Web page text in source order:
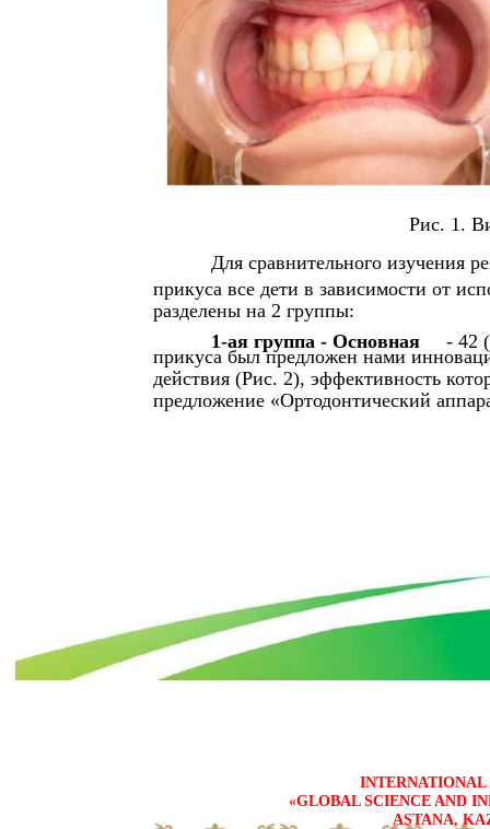
Рис. 1.
Для сравнительного изучения
прикуса все дети в зависимости от
разделены на 2 группы:
1-ая группа - Основная
- 42
прикуса был предложен нами
действия (Рис. 2), эффективность
предложение «Ортодонтический
«GLOBAL SCIENCE AND
ASTANA,